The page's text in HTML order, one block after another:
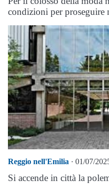
condizioni per proseguire
Reggio nell'Emilia · 01/07/
Si accende in città la